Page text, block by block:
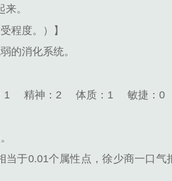
。
程度。）】
的消化系统。
1 精神：2 体质：1
敏捷：0
于0.01个属性点，徐少商一口气